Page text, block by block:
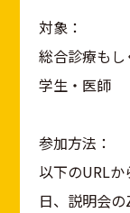
対象：
総合診療も
学生・医師
参加方法：
以下のURL
日、説明会の